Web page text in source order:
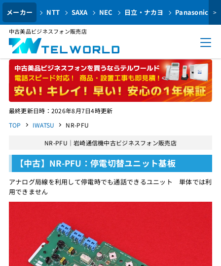
メーカー NTT SAXA NEC 日立・ナカヨ Panasonic >
中古美品ビジネスフォン販売店
最終更新日時：2026年8月7日4時更新
TOP
IWATSU NR-PFU
NR-PFU｜岩崎通信機中古ビジネスフォン販売店
【中古】NR-PFU：停電切替ユニット基板
アナログ局線を利用して停電時でも通話できるユニット 単体では利
用できません